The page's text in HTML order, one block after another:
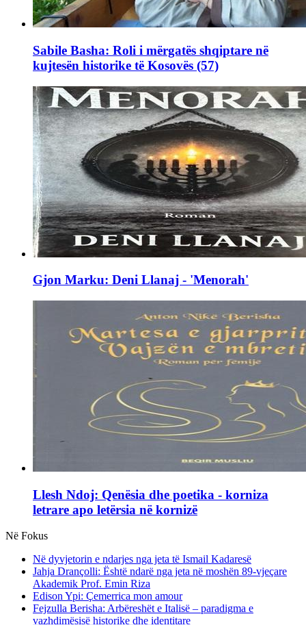
Sabile Basha: Roli i mërgatës shqiptare në
kujtesën historike të Kosovës (57)
Gjon Marku: Deni Llanaj - 'Menorah'
Llesh Ndoj: Qenësia dhe poetika - korniza
letrare apo letërsia në kornizë
Në Fokus
Në dyvjetorin e ndarjes nga jeta të Ismail Kadaresë
Jahja Drançolli: Është ndarë nga jeta në moshën 89-vjeçare
Akademik Prof. Emin Riza
Edison Ypi: Çemerrica mon amour
Fejzulla Berisha: Arbëreshët e Italisë – paradigma e
vazhdimësisë historike dhe identitare